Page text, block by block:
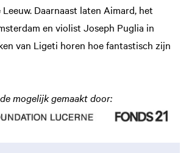
Daarnaast laten Aimard, het
en violist Joseph Puglia in
van Ligeti horen hoe fantastisch zijn
mogelijk gemaakt door: